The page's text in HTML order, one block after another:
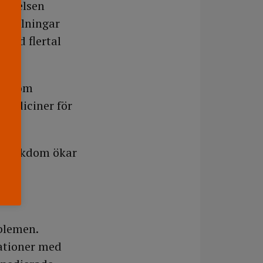
Vid flertal
för
ökar
med